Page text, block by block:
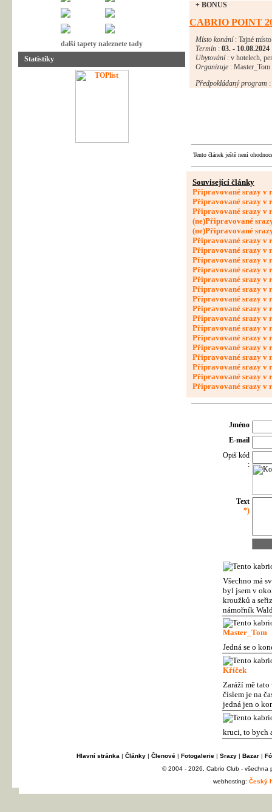
další tapety naleznete tady
Statistiky
+ BONUS
CABRIO POINT
Místo konání: Tajné
Termín: 03. - 10.08.2024
Ubytování: v hotelech,
Organizuje:
Předpokládaný program
Tento článek ještě není
Související články
Připravované srazy v
Připravované srazy v
Připravované srazy v
(ne)Připravované
(ne)Připravované
Připravované srazy v
Připravované srazy v
Připravované srazy v
Připravované srazy v
Připravované srazy v
Připravované srazy v
Připravované srazy v
Připravované srazy v
Připravované srazy v
Připravované srazy v
Připravované srazy v
Připravované srazy v
Připravované srazy v
Připravované srazy v
Připravované srazy v
Připravované srazy v
Jméno
E-mail
Opiš kód
:
Text
*)
Všechno má
byl jsem v
kroužků a
námořník
Master_Tom
Jedná se o
Kříček
Zaráží mě tato
číslem je na
jedná jen o
kruci, to bych
Hlavní stránka | Články| Členové| Fotogalerie| Srazy| Bazar|
© 2004 - 2026, Cabrio Club - všechna
webhosting: Český